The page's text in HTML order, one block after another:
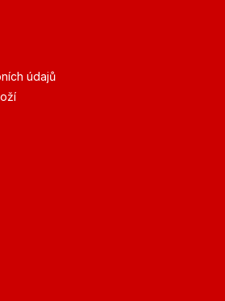
údajů